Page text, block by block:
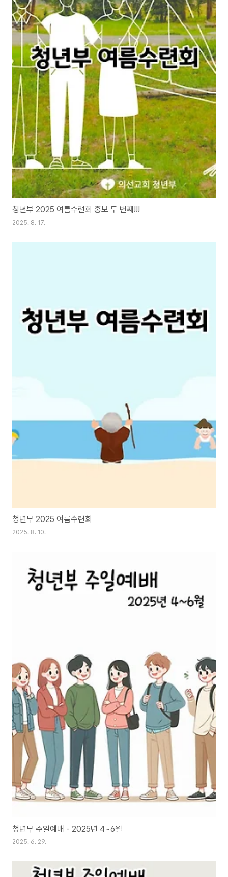
청년부 2025 여름수련회 홍보 두 번째!!!
2025. 8. 17.
청년부 2025 여름수련회
2025. 8. 10.
청년부 주일예배 - 2025년 4~6월
2025. 6. 29.